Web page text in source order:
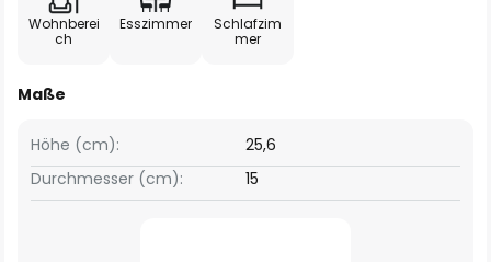
Wohnberei
ch
Esszimmer
Schlafzim
mer
Maße
Höhe (cm):
25,6
Durchmesser (cm):
15